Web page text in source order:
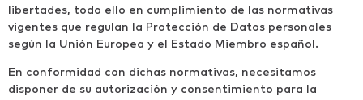
libertades, todo ello en cumplimiento de las normativas
vigentes que regulan la Protección de Datos personales
según la Unión Europea y el Estado Miembro español.
En conformidad con dichas normativas, necesitamos
disponer de su autorización y consentimiento para la